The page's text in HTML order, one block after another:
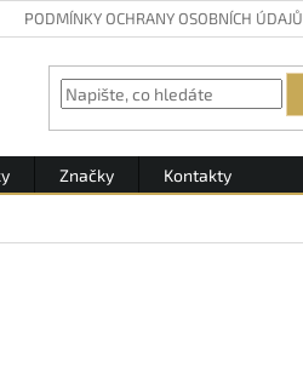
PODMÍNKY OCHRANY OSOBNÍCH ÚDAJŮ
Značky Kontakty